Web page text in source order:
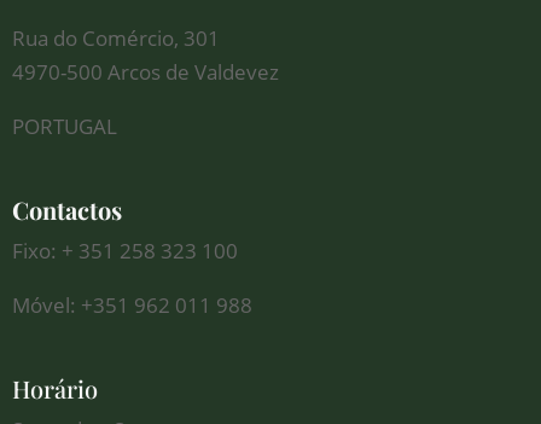
Rua do Comércio, 301
4970-500 Arcos de Valdevez
PORTUGAL
Contactos
Fixo: + 351 258 323 100
Móvel: +351 962 011 988
Horário